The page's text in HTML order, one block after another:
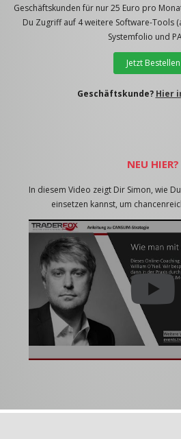
Geschäftskunden für nur 25 Euro pro
Du Zugriff auf 4 weitere Software-Tools
Systemfolio und
Jetzt Bestellen
Geschäftskunde? Hier
NEU HIER?
In diesem Video zeigt Dir Simon, wie
einsetzen kannst, um